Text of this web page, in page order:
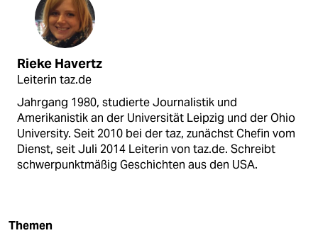
Rieke Havertz
Leiterin taz.de
Jahrgang 1980, studierte Journalistik und
Amerikanistik an der Universität Leipzig und der Ohio
University. Seit 2010 bei der taz, zunächst Chefin vom
Dienst, seit Juli 2014 Leiterin von taz.de. Schreibt
schwerpunktmäßig Geschichten aus den USA.
Themen